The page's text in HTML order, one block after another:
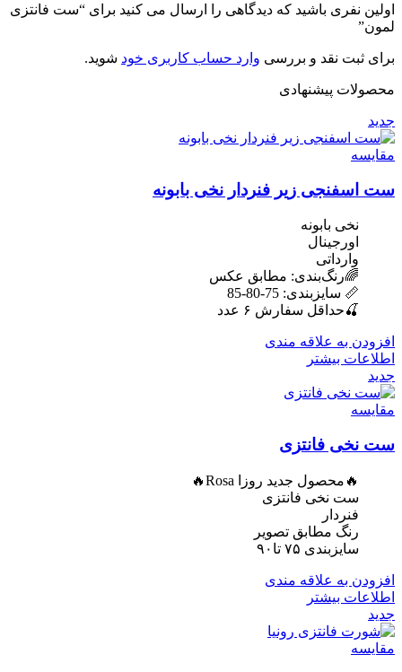
اولین نفری باشید که دیدگاهی را ارسال می کنید برای “ست فانتزی
لمون”
برای ثبت نقد و بررسی وارد حساب کاربری خود شوید.
محصولات پیشنهادی
جدید
مقایسه
ست اسفنجی زیر فنردار نخی بابونه
نخی بابونه
اورجینال
وارداتی
🌈رنگ‌بندی: مطابق عکس
📏 سایزبندی: 75-80-85
🍒حداقل سفارش ۶ عدد
افزودن به علاقه مندی
اطلاعات بیشتر
جدید
مقایسه
ست نخی فانتزی
🔥محصول جدید روزا Rosa🔥
ست نخی فانتزی
فنردار
رنگ مطابق تصویر
سایزبندی ۷۵ تا۹۰
افزودن به علاقه مندی
اطلاعات بیشتر
جدید
مقایسه